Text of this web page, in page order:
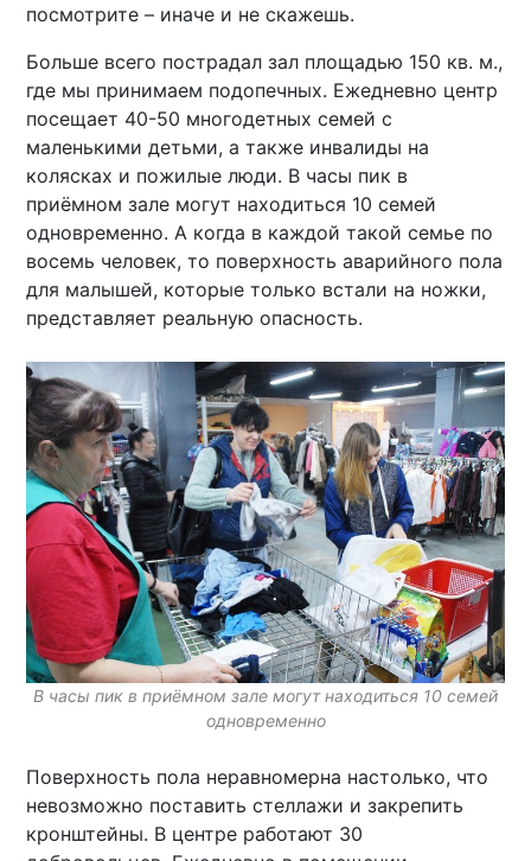
посмотрите – иначе и не скажешь.
Больше всего пострадал зал площадью 150 кв. м.,
где мы принимаем подопечных. Ежедневно центр
посещает 40-50 многодетных семей с
маленькими детьми, а также инвалиды на
колясках и пожилые люди. В часы пик в
приёмном зале могут находиться 10 семей
одновременно. А когда в каждой такой семье по
восемь человек, то поверхность аварийного пола
для малышей, которые только встали на ножки,
представляет реальную опасность.
В часы пик в приёмном зале могут находиться 10 семей
одновременно
Поверхность пола неравномерна настолько, что
невозможно поставить стеллажи и закрепить
кронштейны. В центре работают 30